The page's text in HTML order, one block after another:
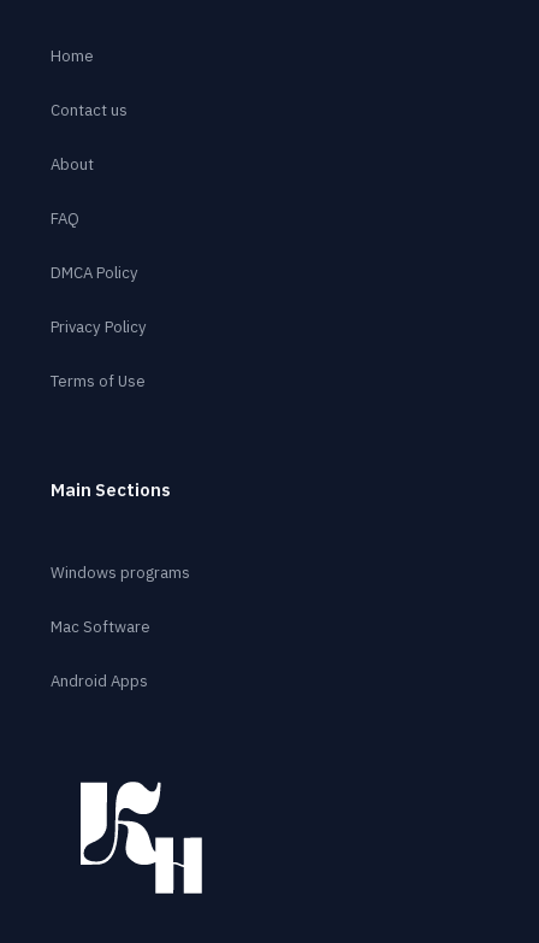
Home
Contact us
About
FAQ
DMCA Policy
Privacy Policy
Terms of Use
Main Sections
Windows programs
Mac Software
Android Apps